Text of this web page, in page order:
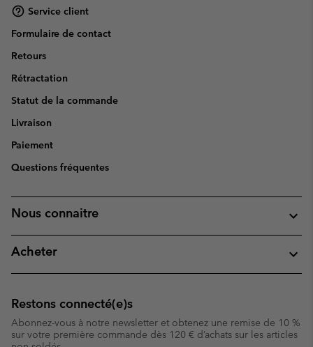
Service client
Formulaire de contact
Retours
Rétractation
Statut de la commande
Livraison
Paiement
Questions fréquentes
Nous connaitre
Acheter
Restons connecté(e)s
Abonnez-vous à notre newsletter et obtenez une remise de 10 %
sur votre première commande dès 120 € d’achats sur les articles